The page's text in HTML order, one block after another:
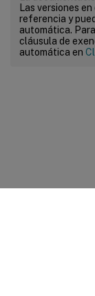
Las versiones
referencia y
automática.
cláusula de
automática en